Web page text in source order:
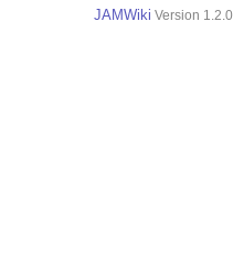
JAMWiki Version 1.2.0